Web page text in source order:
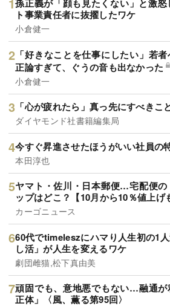
孫正義が「顔も見たくない」と激
ト事業責任者に抜擢したワケ
小倉健一
「好きなことを仕事にしたい」若
正論すぎて、ぐうの音も出なかった
小倉健一
「心が疲れたら」真っ先にすべきこ
ダイヤモンド社書籍編集局
今すぐ昇進させたほうがいい社員の
本田淳也
ヤマト・佐川・日本郵便…宅配便の
ップはどこ？【10月から10％値上げ
カーゴニュース
60代でtimeleszにハマり人生初の1
し活」が人生を変えるワケ
劇団雌猫,松下真由美
頑固でも、意地悪でもない…融通
正体」〈風、薫る第95回〉